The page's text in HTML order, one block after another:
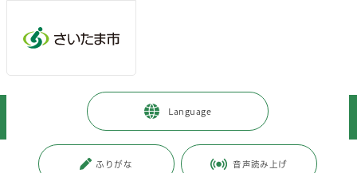
Language
ふりがな 音声読み上げ
暮らし・手続き > 上下水道・ごみ 上水道
>
更新日付：2026年4月1日 / ページ番号：C016282